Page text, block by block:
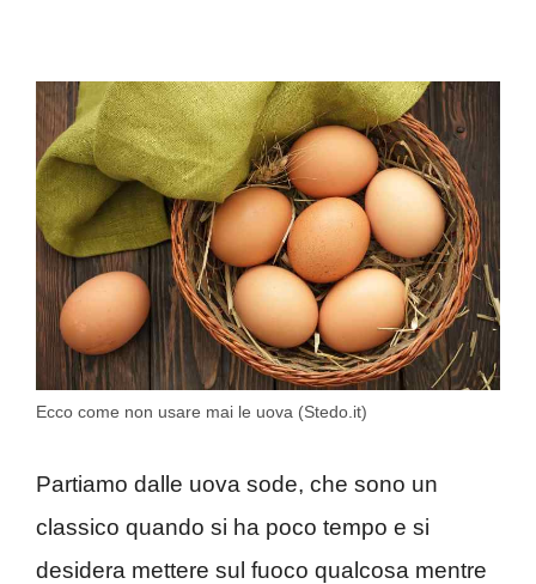
Ecco come non usare mai le uova (Stedo.it)
Partiamo dalle uova sode, che sono un
classico quando si ha poco tempo e si
desidera mettere sul fuoco qualcosa mentre